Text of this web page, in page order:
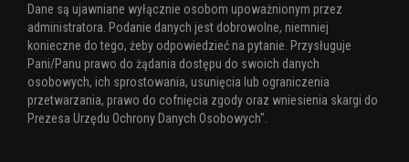
Dane są ujawniane wyłącznie osobom upoważnionym przez
administratora. Podanie danych jest dobrowolne, niemniej
konieczne do tego, żeby odpowiedzieć na pytanie. Przysługuje
Pani/Panu prawo do żądania dostępu do swoich danych
osobowych, ich sprostowania, usunięcia lub ograniczenia
przetwarzania, prawo do cofnięcia zgody oraz wniesienia skargi do
Prezesa Urzędu Ochrony Danych Osobowych".